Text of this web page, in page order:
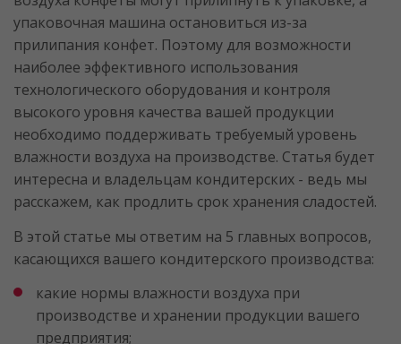
упаковочная машина остановиться из-за
прилипания конфет. Поэтому для возможности
наиболее эффективного использования
технологического оборудования и контроля
высокого уровня качества вашей продукции
необходимо поддерживать требуемый уровень
влажности воздуха на производстве. Статья будет
интересна и владельцам кондитерских - ведь мы
расскажем, как продлить срок хранения сладостей.
В этой статье мы ответим на 5 главных вопросов,
касающихся вашего кондитерского производства:
какие нормы влажности воздуха при
производстве и хранении продукции вашего
предприятия;